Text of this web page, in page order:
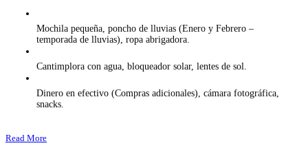
Mochila pequeña, poncho de lluvias (Enero y Febrero –
temporada de lluvias), ropa abrigadora.
Cantimplora con agua, bloqueador solar, lentes de sol.
Dinero en efectivo (Compras adicionales), cámara fotográfica,
snacks.
Read More